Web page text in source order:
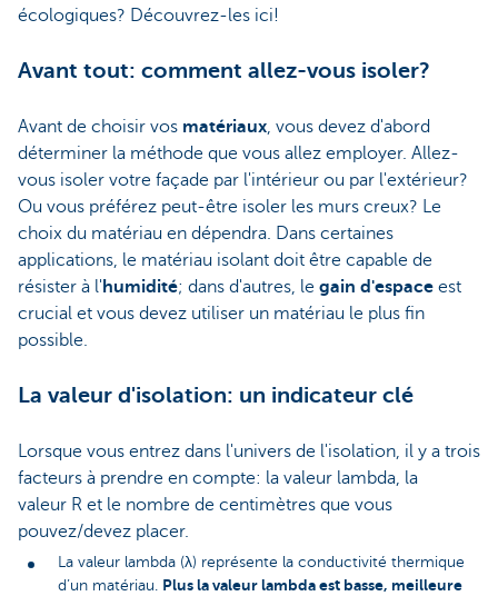
écologiques? Découvrez-les ici!
Avant tout: comment allez-vous isoler?
Avant de choisir vos matériaux, vous devez d'abord
déterminer la méthode que vous allez employer. Allez-
vous isoler votre façade par l'intérieur ou par l'extérieur?
Ou vous préférez peut-être isoler les murs creux? Le
choix du matériau en dépendra. Dans certaines
applications, le matériau isolant doit être capable de
résister à l' humidité; dans d'autres, le gain d'espace est
crucial et vous devez utiliser un matériau le plus fin
possible.
La valeur d'isolation: un indicateur clé
Lorsque vous entrez dans l'univers de l'isolation, il y a trois
facteurs à prendre en compte: la valeur lambda, la
valeur R et le nombre de centimètres que vous
pouvez/devez placer.
La valeur lambda (λ) représente la conductivité thermique
d’un matériau. Plus la valeur lambda est basse, meilleure